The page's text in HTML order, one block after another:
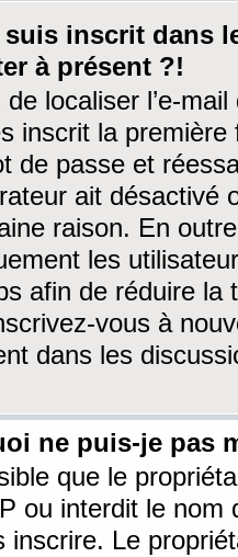
suis inscrit dans
à présent ?!
de localiser l’e-
inscrit la première
de passe et
ait désactivé
raison. En
les
afin de réduire la
vous à
dans les
ne puis-je pas
que le
ou interdit le nom
inscrire. Le